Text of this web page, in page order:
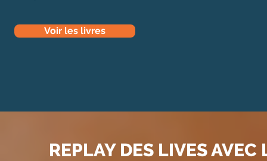
Voir les livres
REPLAY DES LIVES